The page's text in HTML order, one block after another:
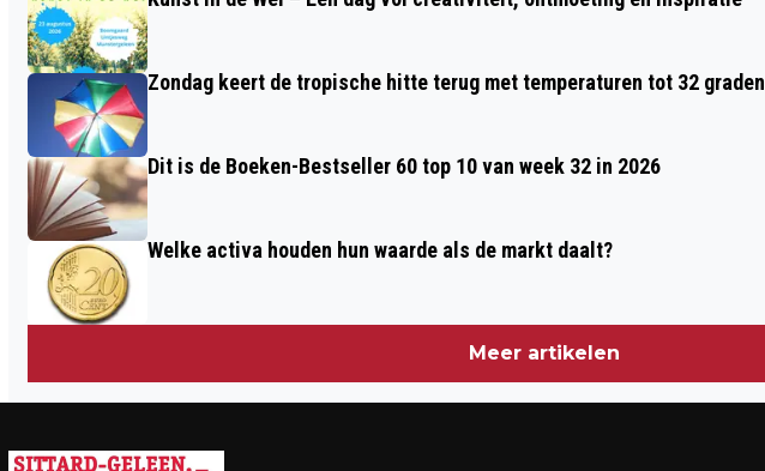
Zondag keert de tropische hitte terug met temperaturen tot 32 graden
Dit is de Boeken-Bestseller 60 top 10 van week 32 in 2026
Welke activa houden hun waarde als de markt daalt?
Meer artikelen